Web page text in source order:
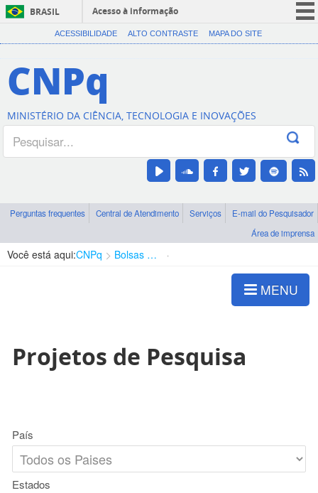
BRASIL
Acesso à informação
CORONAVÍRUS (COVID-19)
Canais
ACESSIBILIDADE ALTO CONTRASTE MAPA DO SITE
CNPq
MINISTÉRIO DA CIÊNCIA, TECNOLOGIA E INOVAÇÕES
Perguntas frequentes Central de Atendimento Serviços
E-mail do Pesquisador
Área de imprensa
Você está aqui:CNPq Bolsas e Auxílios Vigentes
MENU
Projetos de Pesquisa
País
Estados